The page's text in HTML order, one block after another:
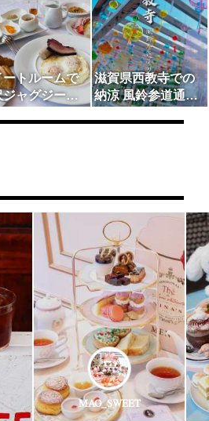
ートルームで
ジャグジーと
滋賀県西教寺での
納涼 風鈴参道通り
MAO_SWEET